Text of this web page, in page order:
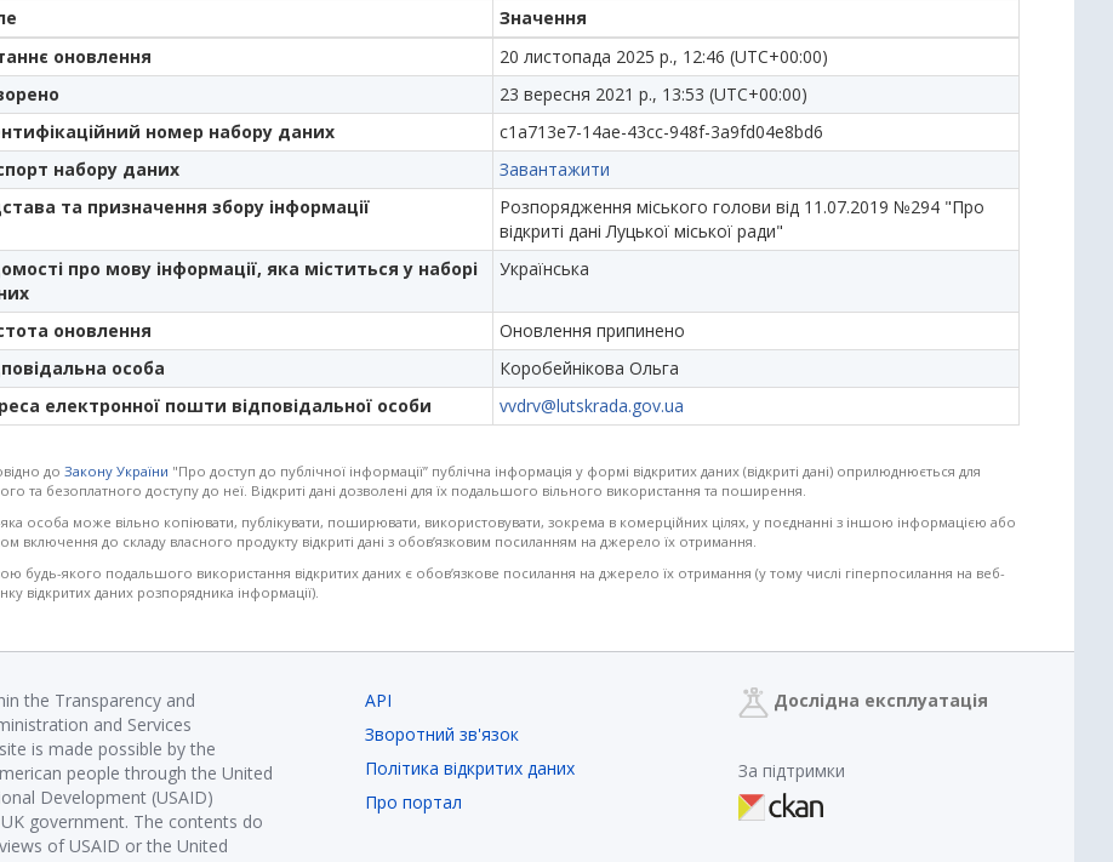
Значення
оновлення
20 листопада 2025 р., 12:46 (UTC+00:00)
23 вересня 2021 р., 13:53 (UTC+00:00)
номер набору даних
c1a713e7-14ae-43cc-948f-3a9fd04e8bd6
набору даних
Завантажити
та призначення збору інформації
Розпорядження міського голови від 11.07.2019 №294 "Про
відкриті дані Луцької міської ради"
про мову інформації, яка міститься у наборі
Українська
оновлення
Оновлення припинено
особа
Коробейнікова Ольга
електронної пошти відповідальної особи
vvdrv@lutskrada.gov.ua
до Закону України "Про доступ до публічної інформації” публічна інформація у формі відкритих даних (відкриті дані) оприлюднюється для
та безоплатного доступу до неї. Відкриті дані дозволені для їх подальшого вільного використання та поширення.
особа може вільно копіювати, публікувати, поширювати, використовувати, зокрема в комерційних цілях, у поєднанні з іншою інформацією або
включення до складу власного продукту відкриті дані з обов’язковим посиланням на джерело їх отримання.
будь-якого подальшого використання відкритих даних є обов’язкове посилання на джерело їх отримання (у тому числі гіперпосилання на веб-
відкритих даних розпорядника інформації).
the Transparency and
and Services
is made possible by the
people through the United
Development (USAID)
government. The contents do
of USAID or the United
API
Зворотний зв'язок
Політика відкритих даних
Про портал
Дослідна експлуатація
За підтримки